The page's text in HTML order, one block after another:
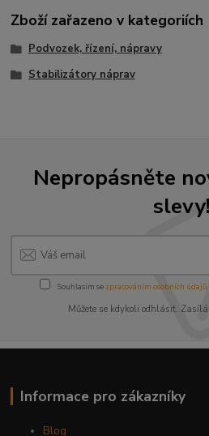
Zboží zařazeno v kategoriích
Podvozek, řízení, nápravy
Stabilizátory náprav
Nepropásněte
slevy!
Souhlasím se zpracováním osobních údajů
Můžete se kdykoli odhlásit.
Informace pro zákazníky
Blog